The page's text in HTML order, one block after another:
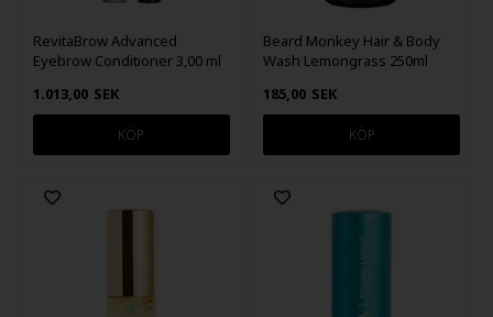
RevitaBrow Advanced
Eyebrow Conditioner 3,00 ml
1.013,00 SEK
Beard Monkey Hair & Body
Wash Lemongrass 250ml
185,00 SEK